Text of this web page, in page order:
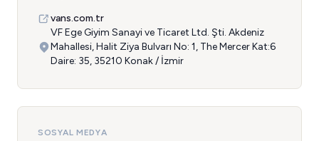
vans.com.tr
VF Ege Giyim Sanayi ve Ticaret Ltd. Şti. Akdeniz
Mahallesi, Halit Ziya Bulvarı No: 1, The Mercer Kat:6
Daire: 35, 35210 Konak / İzmir
SOSYAL MEDYA